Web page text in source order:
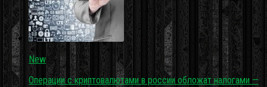
New
Операции с криптовалютами в россии обложат налогами —